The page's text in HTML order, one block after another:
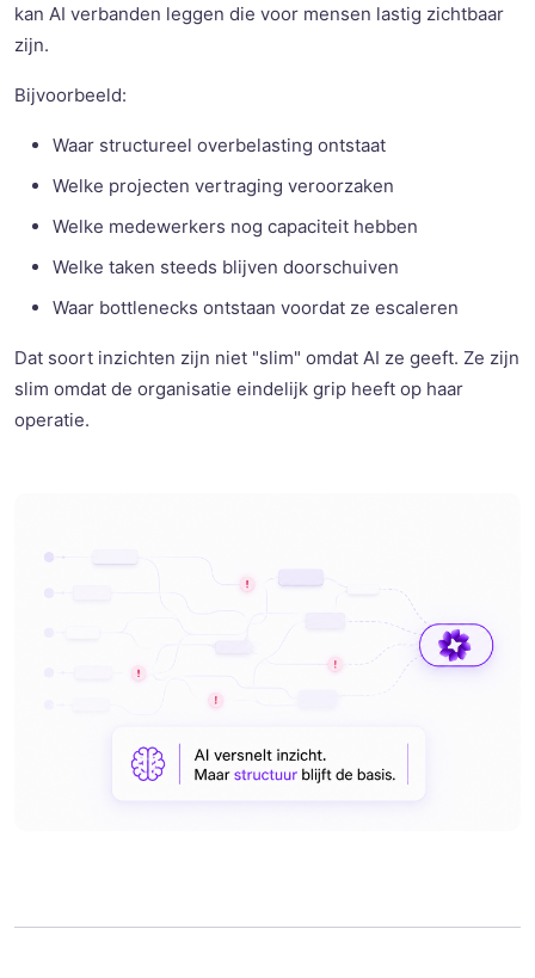
kan AI verbanden leggen die voor mensen lastig zichtbaar
zijn.
Bijvoorbeeld:
Waar structureel overbelasting ontstaat
Welke projecten vertraging veroorzaken
Welke medewerkers nog capaciteit hebben
Welke taken steeds blijven doorschuiven
Waar bottlenecks ontstaan voordat ze escaleren
Dat soort inzichten zijn niet "slim" omdat AI ze geeft. Ze zijn
slim omdat de organisatie eindelijk grip heeft op haar
operatie.